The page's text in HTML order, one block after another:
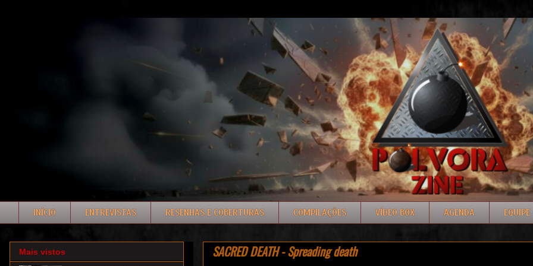
INÍCIO ENTREVISTAS RESENHAS E COBERTURAS COMPILAÇÕES VÍDEO BOX AGENDA EQUIPE
SACRED DEATH - Spreading death
Mais vistos